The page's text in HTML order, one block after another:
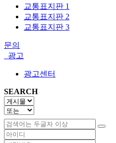
교통표지판 1
교통표지판 2
교통표지판 3
문의
광고
광고센터
SEARCH